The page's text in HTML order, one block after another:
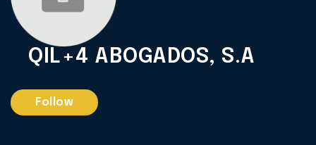
QIL+4 ABOGADOS, S.A
Follow